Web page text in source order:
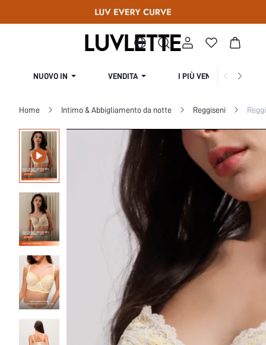
NUOVO IN VENDITA I PIÙ VENDUTI
Home Intimo & Abbigliamento da notte Reggiseni